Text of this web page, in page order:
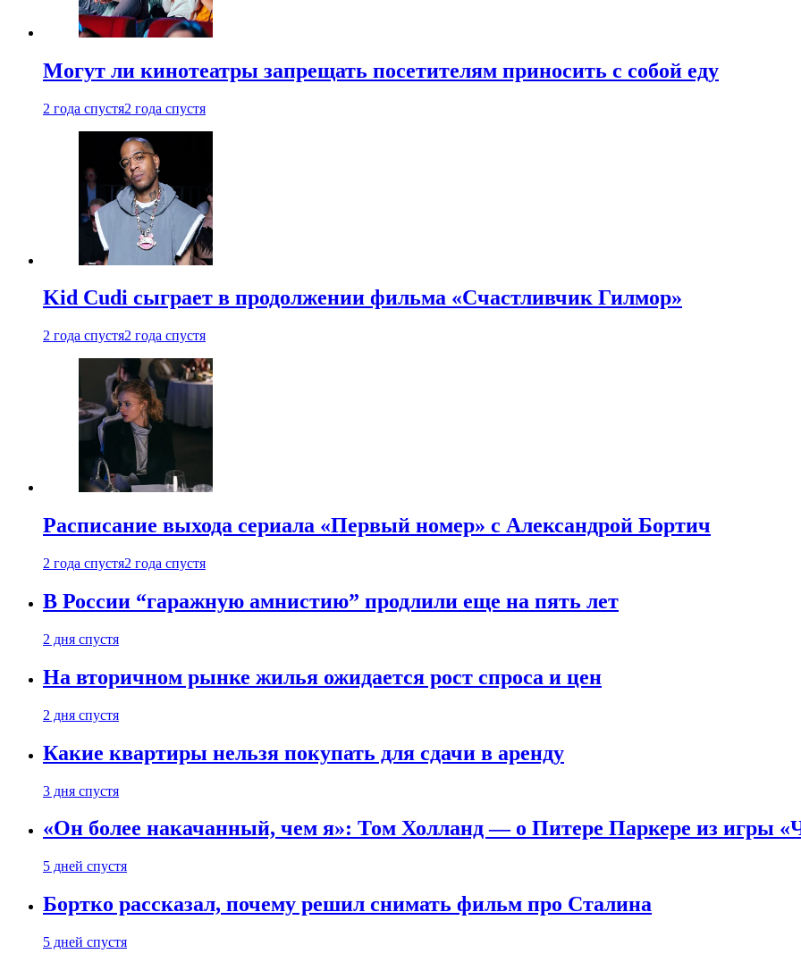
Могут ли кинотеатры запрещать посетителям приносить с собой еду
2 года спустя2 года спустя
Kid Cudi сыграет в продолжении фильма «Счастливчик Гилмор»
2 года спустя2 года спустя
Расписание выхода сериала «Первый номер» с Александрой Бортич
2 года спустя2 года спустя
В России “гаражную амнистию” продлили еще на пять лет
2 дня спустя
На вторичном рынке жилья ожидается рост спроса и цен
2 дня спустя
Какие квартиры нельзя покупать для сдачи в аренду
3 дня спустя
«Он более накачанный, чем я»: Том Холланд — о Питере Паркере из игры
5 дней спустя
Бортко рассказал, почему решил снимать фильм про Сталина
5 дней спустя